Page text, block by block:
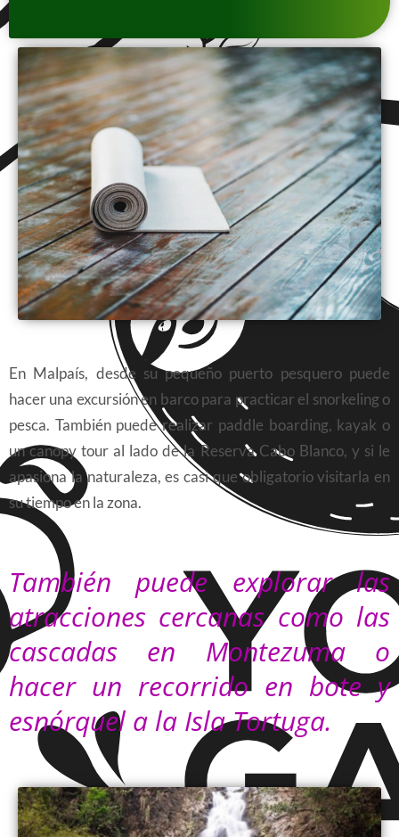
En Malpaís, desde su pequeño puerto pesquero puede
hacer una excursión en barco para practicar el snorkeling o
pesca. También puede realizar paddle boarding, kayak o
un canopy tour al lado de la Reserva Cabo Blanco, y si le
apasiona la naturaleza, es casi que obligatorio visitarla en
su tiempo en la zona.
También puede explorar las
atracciones cercanas como las
cascadas en Montezuma o
hacer un recorrido en bote y
esnórquel a la Isla Tortuga.